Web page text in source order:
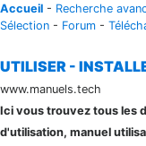
Accueil - Recherche
Sélection - Forum -
UTILISER -
www.manuels.tech
Ici vous trouvez tous les
d'utilisation, manuel